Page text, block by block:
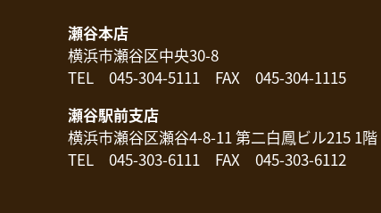
瀬谷本店
横浜市瀬谷区中央30-8
TEL 045-304-5111 FAX 045-304-1115
瀬谷駅前支店
横浜市瀬谷区瀬谷4-8-11 第二白鳳ビル215 1階
TEL 045-303-6111 FAX 045-303-6112